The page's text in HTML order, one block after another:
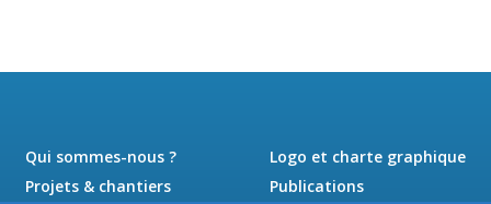
Qui sommes-nous ?
Projets & chantiers
Logo et charte graphique
Publications